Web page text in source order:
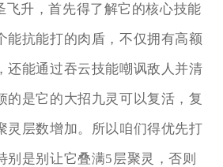
飞升，首先得了解它的核心技能
能抗能打的肉盾，不仅拥有高额
还能通过吞云技能嘲讽敌人并清
的是它的大招九灵可以复活，复
灵层数增加。所以咱们得优先打
别是别让它叠满5层聚灵，否则